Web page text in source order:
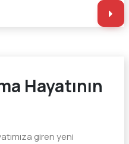
Hayatının
giren yeni